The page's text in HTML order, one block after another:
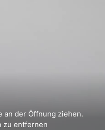
an der Öffnung ziehen.
zu entfernen